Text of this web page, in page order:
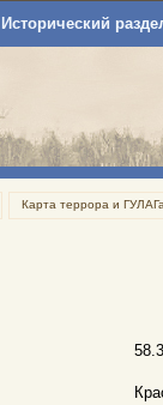
Исторический
Карта террора и